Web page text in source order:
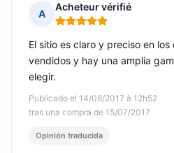
A
Acheteur vérifié
Nota: 5 de 5
Publicado el 14/08/2017 à 12h52
tras una compra de 15/07/2017
El sitio es claro y preciso en
vendidos y hay una amplia
elegir.
Opinión traducida